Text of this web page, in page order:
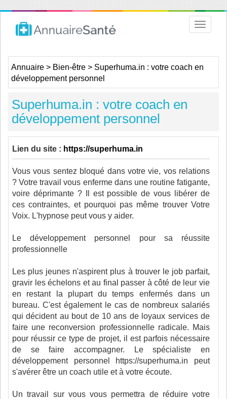
Toggle
Annuaire > Bien-être > Superhuma.in : votre coach en
développement personnel
Superhuma.in : votre coach en
développement personnel
Lien du site : https://superhuma.in
Vous vous sentez bloqué dans votre vie, vos relations
? Votre travail vous enferme dans une routine fatigante,
voire déprimante ? Il est possible de vous libérer de
ces contraintes, et pourquoi pas même trouver Votre
Voix. L'hypnose peut vous y aider.
Le développement personnel pour sa réussite
professionnelle
Les plus jeunes n'aspirent plus à trouver le job parfait,
gravir les échelons et au final passer à côté de leur vie
en restant la plupart du temps enfermés dans un
bureau. C'est également le cas de nombreux salariés
qui décident au bout de 10 ans de loyaux services de
faire une reconversion professionnelle radicale. Mais
pour réussir ce type de projet, il est parfois nécessaire
de se faire accompagner. Le spécialiste en
développement personnel https://superhuma.in peut
s'avérer être un coach utile et à votre écoute.
Un travail sur vous vous permettra de réduire votre